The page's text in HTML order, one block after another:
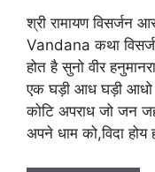
श्री रामायण
Vandana कथा
होत है सुनो वीर
एक घड़ी आध घड़ी
कोटि अपराध जो जन
अपने धाम को,विदा होय